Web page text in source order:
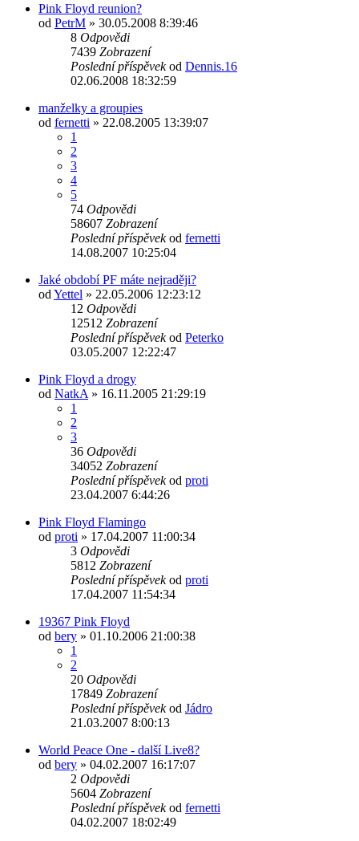
Pink Floyd reunion?
od PetrM » 30.05.2008 8:39:46
8 Odpovědi
7439 Zobrazení
Poslední příspěvekod Dennis.16
02.06.2008 18:32:59
manželky a groupies
od fernetti » 22.08.2005 13:39:07
1
2
3
4
5
74 Odpovědi
58607 Zobrazení
Poslední příspěvekod fernetti
14.08.2007 10:25:04
Jaké období PF máte nejraději?
od Yettel » 22.05.2006 12:23:12
12 Odpovědi
12512 Zobrazení
Poslední příspěvekod Peterko
03.05.2007 12:22:47
Pink Floyd a drogy
od NatkA » 16.11.2005 21:29:19
1
2
3
36 Odpovědi
34052 Zobrazení
Poslední příspěvekod proti
23.04.2007 6:44:26
Pink Floyd Flamingo
od proti » 17.04.2007 11:00:34
3 Odpovědi
5812 Zobrazení
Poslední příspěvekod proti
17.04.2007 11:54:34
19367 Pink Floyd
od bery » 01.10.2006 21:00:38
1
2
20 Odpovědi
17849 Zobrazení
Poslední příspěvekod Jádro
21.03.2007 8:00:13
World Peace One - další Live8?
od bery » 04.02.2007 16:17:07
2 Odpovědi
5604 Zobrazení
Poslední příspěvekod fernetti
04.02.2007 18:02:49